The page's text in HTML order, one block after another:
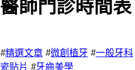
醫師門診時間表
#精選文章 #微創植牙 #一般牙科
瓷貼片 #牙齒美學